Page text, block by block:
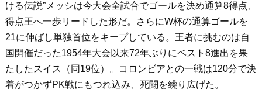
ける伝説”メッシは今大会全試合でゴールを決め通算8得点、
得点王へ一歩リードした形だ。さらにW杯の通算ゴールを
21に伸ばし単独首位をキープしている。王者に挑むのは自
国開催だった1954年大会以来72年ぶりにベスト8進出を果
たしたスイス（同19位）。コロンビアとの一戦は120分で決
着がつかずPK戦にもつれ込み、死闘を繰り広げた。